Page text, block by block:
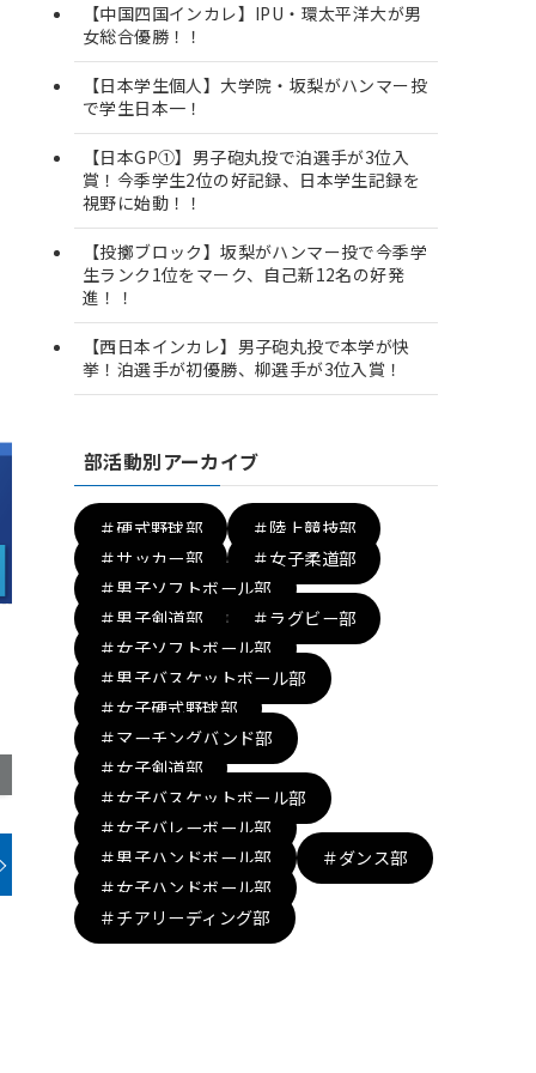
【中国四国インカレ】IPU・環太平洋大が男
女総合優勝！！
【日本学生個人】大学院・坂梨がハンマー投
で学生日本一！
【日本GP①】男子砲丸投で泊選手が3位入
賞！今季学生2位の好記録、日本学生記録を
視野に始動！！
【投擲ブロック】坂梨がハンマー投で今季学
生ランク1位をマーク、自己新12名の好発
進！！
【西日本インカレ】男子砲丸投で本学が快
挙！泊選手が初優勝、柳選手が3位入賞！
部活動別アーカイブ
＃硬式野球部
＃陸上競技部
＃サッカー部
＃女子柔道部
＃男子ソフトボール部
＃男子剣道部
＃ラグビー部
＃女子ソフトボール部
＃男子バスケットボール部
＃女子硬式野球部
＃マーチングバンド部
＃女子剣道部
＃女子バスケットボール部
＃女子バレーボール部
＃男子ハンドボール部
＃ダンス部
＃女子ハンドボール部
＃チアリーディング部